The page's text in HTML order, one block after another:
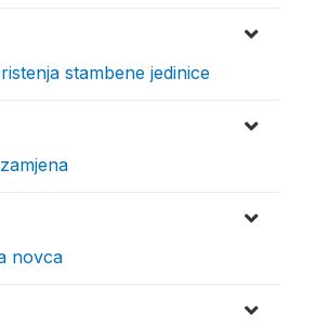
stambene jedinice
novca